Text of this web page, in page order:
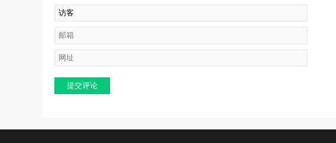
提交评论